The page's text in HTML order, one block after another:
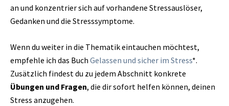
an und konzentrier sich auf vorhandene Stressauslöser,
Gedanken und die Stresssymptome.
Wenn du weiter in die Thematik eintauchen möchtest,
empfehle ich das Buch Gelassen und sicher im Stress*.
Zusätzlich findest du zu jedem Abschnitt konkrete
Übungen und Fragen, die dir sofort helfen können, deinen
Stress anzugehen.